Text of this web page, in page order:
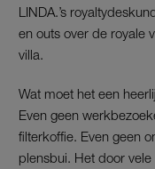
LINDA.’s
en outs over de royale
villa.
Wat moet het een
Even geen
filterkoffie. Even geen
plensbui. Het door